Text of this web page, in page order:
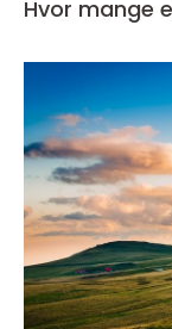
Hvor mange